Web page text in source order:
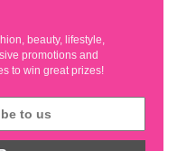
beauty, lifestyle,
promotions and
to win great prizes!